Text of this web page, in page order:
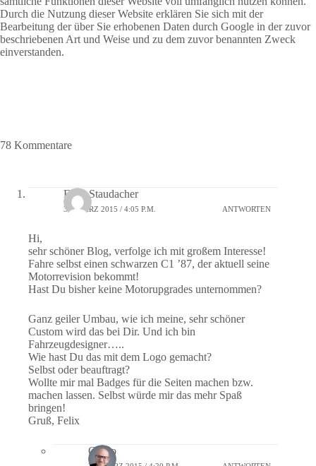
Durch die Nutzung dieser Website erklären Sie sich mit der
Bearbeitung der über Sie erhobenen Daten durch Google in der zuvor
beschriebenen Art und Weise und zu dem zuvor benannten Zweck
einverstanden.
78 Kommentare
Felix Staudacher
30. MÄRZ 2015 / 4:05 P.M. ANTWORTEN
Hi,
sehr schöner Blog, verfolge ich mit großem Interesse!
Fahre selbst einen schwarzen C1 ’87, der aktuell seine
Motorrevision bekommt!
Hast Du bisher keine Motorupgrades unternommen?
Ganz geiler Umbau, wie ich meine, sehr schöner
Custom wird das bei Dir. Und ich bin
Fahrzeugdesigner…..
Wie hast Du das mit dem Logo gemacht?
Selbst oder beauftragt?
Wollte mir mal Badges für die Seiten machen bzw.
machen lassen. Selbst würde mir das mehr Spaß
bringen!
Gruß, Felix
Guido